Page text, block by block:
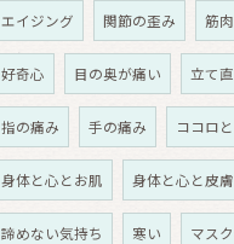
エイジング 関節の歪み 筋
好奇心 目の奥が痛い 立て
指の痛み 手の痛み ココロ
身体と心とお肌 身体と心と皮膚
諦めない気持ち 寒い マス